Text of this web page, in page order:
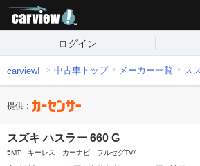
ログイン
carview! 中古車トップ メーカー一覧 ス
提供：
スズキ ハスラー 660 G
5MT キーレス カーナビ フルセグTV/